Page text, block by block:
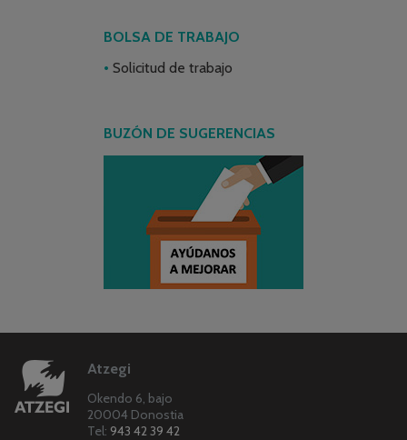
BOLSA DE TRABAJO
Solicitud de trabajo
BUZÓN DE SUGERENCIAS
Atzegi
Okendo 6, bajo
20004 Donostia
Tel: 943 42 39 42